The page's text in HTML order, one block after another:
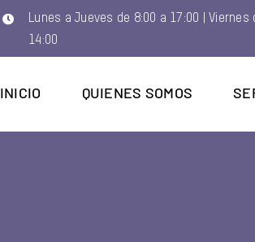
Lunes a Jueves de 8:00 a 17:00 | Viernes
14:00
INICIO QUIENES SOMOS